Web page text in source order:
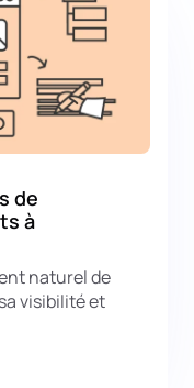
de
à
naturel de
visibilité et